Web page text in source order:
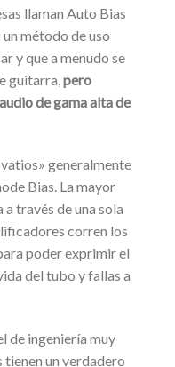
llaman Auto Bias
método de uso
y que a menudo se
guitarra, pero
de gama alta de
generalmente
Bias. La mayor
través de una sola
corren los
poder exprimir el
del tubo y fallas a
de ingeniería muy
tienen un verdadero